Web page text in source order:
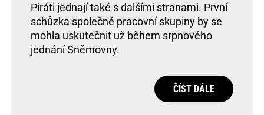
Piráti jednají také s dalšími stranami. První
schůzka společné pracovní skupiny by se
mohla uskutečnit už během srpnového
jednání Sněmovny.
ČÍST DÁLE